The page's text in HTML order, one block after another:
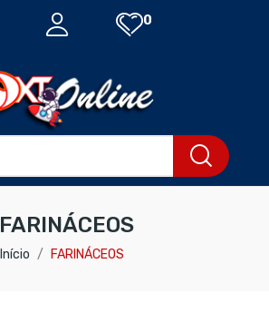
0
FARINÁCEOS
Início FARINÁCEOS